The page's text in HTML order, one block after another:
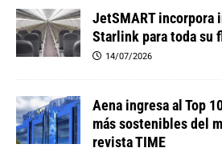
JetSMART
Starlink para toda su
14/07/2026
Aena ingresa al Top
más sostenibles del
revista TIME